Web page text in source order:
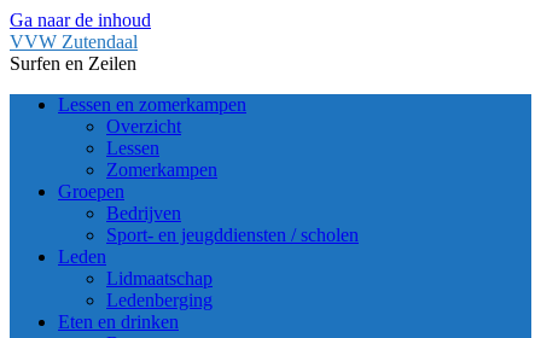
Ga naar de inhoud
VVW Zutendaal
Surfen en Zeilen
Lessen en zomerkampen
Overzicht
Lessen
Zomerkampen
Groepen
Bedrijven
Sport- en jeugddiensten / scholen
Leden
Lidmaatschap
Ledenberging
Eten en drinken